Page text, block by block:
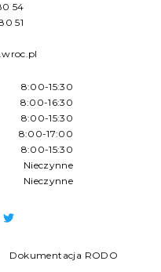
54
51
8:00-15:30
8:00-16:30
8:00-15:30
8:00-17:00
8:00-15:30
Nieczynne
Nieczynne
Dokumentacja RODO